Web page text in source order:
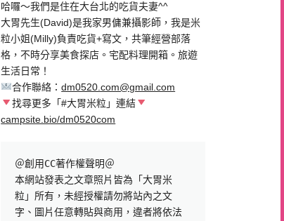
哈囉～我們是住在大台北的吃貨夫妻^^
大胃先生(David)是我家男傭兼攝影師，我是米
粒小姐(Milly)負責吃貨+寫文，共筆經營部落
格，不時分享美食探店。宅配料理開箱。旅遊
生活日常！
合作聯絡：dm0520.com@gmail.com
找尋更多「#大胃米粒」連結
campsite.bio/dm0520com
＠創用CC著作權聲明＠
本網站發表之文章照片皆為「大胃米
粒」所有，未經授權請勿將站內之文
字、圖片任意轉貼與商用，違者將依法